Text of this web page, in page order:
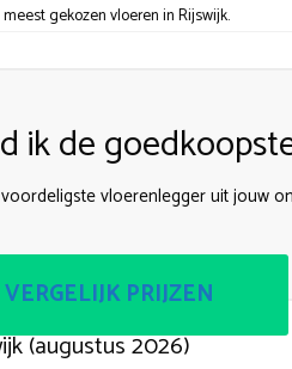
gekozen vloeren in Rijswijk.
ik de
vloerenlegger uit jouw
VERGELIJK PRIJZEN
(augustus 2026)